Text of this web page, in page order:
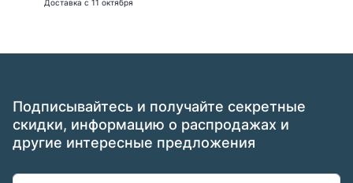
Доставка с 11 октября
Подписывайтесь и получайте секретные
скидки, информацию о распродажах и
другие интересные предложения